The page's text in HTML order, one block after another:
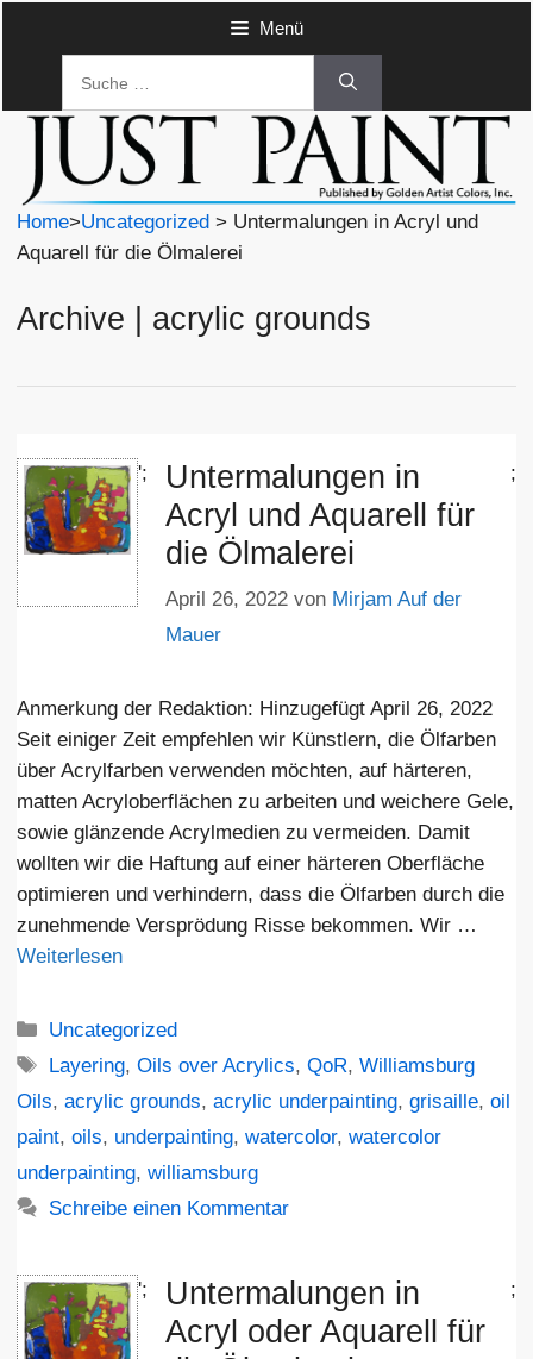
Menü
Home>Uncategorized > Untermalungen in Acryl und
Aquarell für die Ölmalerei
Archive | acrylic grounds
';
Untermalungen in
Acryl und Aquarell für
die Ölmalerei
April 26, 2022 von Mirjam Auf der
Mauer
;
Anmerkung der Redaktion: Hinzugefügt April 26, 2022
Seit einiger Zeit empfehlen wir Künstlern, die Ölfarben
über Acrylfarben verwenden möchten, auf härteren,
matten Acryloberflächen zu arbeiten und weichere Gele,
sowie glänzende Acrylmedien zu vermeiden. Damit
wollten wir die Haftung auf einer härteren Oberfläche
optimieren und verhindern, dass die Ölfarben durch die
zunehmende Versprödung Risse bekommen. Wir …
Weiterlesen
Kategorien
Uncategorized
Schlagwörter
Layering,Oils over Acrylics,QoR,Williamsburg
Oils, acrylic grounds, acrylic underpainting, grisaille, oil
paint, oils, underpainting, watercolor, watercolor
underpainting, williamsburg
Schreibe einen Kommentar
';
Untermalungen in
Acryl oder Aquarell für
;